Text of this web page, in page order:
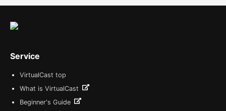
Service
VirtualCast top
What is VirtualCast
Beginner's Guide